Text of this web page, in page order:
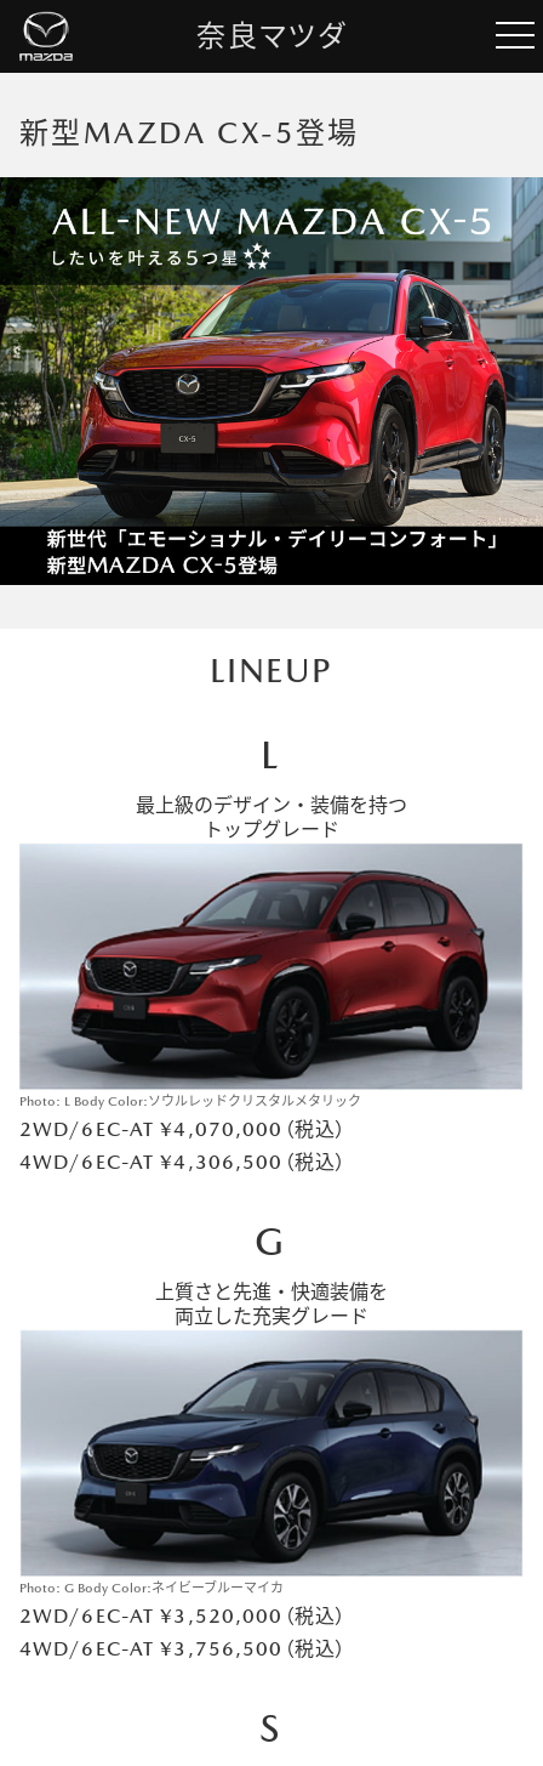
奈良マツダ
新型MAZDA CX-5登場
LINEUP
L
最上級のデザイン・装備を持つ
トップグレード
Photo: L Body Color:ソウルレッドクリスタルメタリック
2WD/6EC-AT ¥4,070,000（税込）
4WD/6EC-AT ¥4,306,500（税込）
G
上質さと先進・快適装備を
両立した充実グレード
Photo: G Body Color:ネイビーブルーマイカ
2WD/6EC-AT ¥3,520,000（税込）
4WD/6EC-AT ¥3,756,500（税込）
S